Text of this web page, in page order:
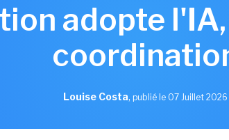
adopte
Louise Costa, publié le 07 Juillet 2026